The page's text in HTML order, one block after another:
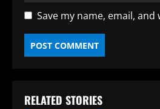
Save my name, email,
RELATED STORIES